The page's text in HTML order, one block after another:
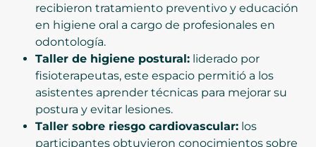
recibieron tratamiento preventivo y educación
en higiene oral a cargo de profesionales en
odontología.
Taller de higiene postural: liderado por
fisioterapeutas, este espacio permitió a los
asistentes aprender técnicas para mejorar su
postura y evitar lesiones.
Taller sobre riesgo cardiovascular: los
participantes obtuvieron conocimientos sobre